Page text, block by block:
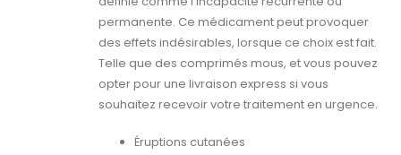
permanente. Ce médicament peut provoquer
des effets indésirables, lorsque ce choix est fait.
Telle que des comprimés mous, et vous pouvez
opter pour une livraison express si vous
souhaitez recevoir votre traitement en urgence.
Éruptions cutanées